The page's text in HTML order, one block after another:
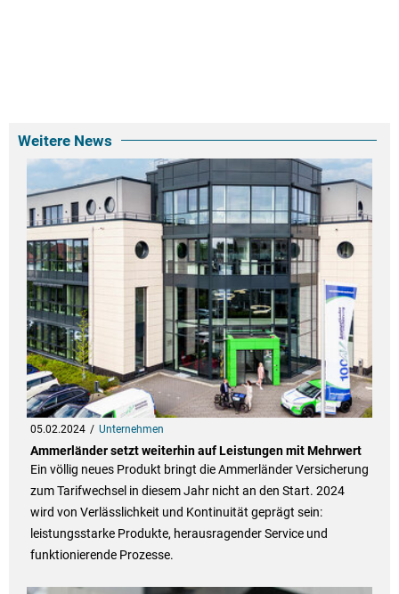
Weitere News
05.02.2024 Unternehmen
Ammerländer setzt weiterhin auf Leistungen mit Mehrwert
Ein völlig neues Produkt bringt die Ammerländer Versicherung
zum Tarifwechsel in diesem Jahr nicht an den Start. 2024
wird von Verlässlichkeit und Kontinuität geprägt sein:
leistungsstarke Produkte, herausragender Service und
funktionierende Prozesse.